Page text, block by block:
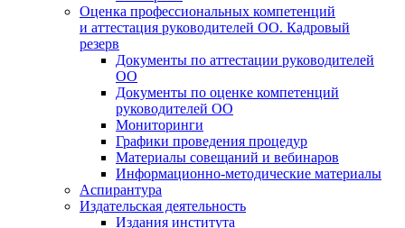
Оценка профессиональных компетенций
и аттестация руководителей ОО. Кадровый
резерв
Документы по аттестации руководителей
ОО
Документы по оценке компетенций
руководителей ОО
Мониторинги
Графики проведения процедур
Материалы совещаний и вебинаров
Информационно-методические материалы
Аспирантура
Издательская деятельность
Издания института